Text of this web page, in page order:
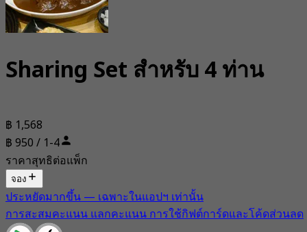
Sharing Set สำหรับ 4 ท่าน
฿ 1,568
฿ 950 / 1-4
ราคาสุทธิต่อแพ็ก
จอง
ประหยัดมากขึ้น — เฉพาะในแอปฯ เท่านั้น
การสะสมคะแนน แลกคะแนน การใช้กิฟต์การ์ดและโค้ดส่วนลด